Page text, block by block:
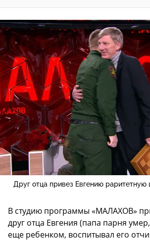
Друг отца привез Евгению
В студию программы «МАЛАХОВ»
друг отца Евгения (папа парня
еще ребенком, воспитывал его